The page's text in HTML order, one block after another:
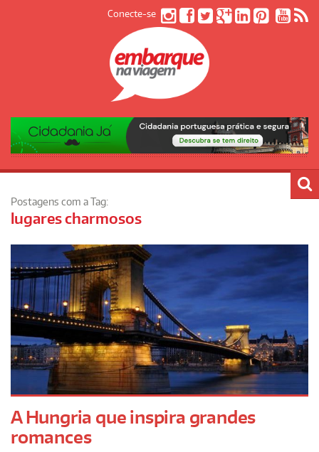
Conecte-se
Postagens com a Tag:
lugares charmosos
A Hungria que inspira grandes
romances